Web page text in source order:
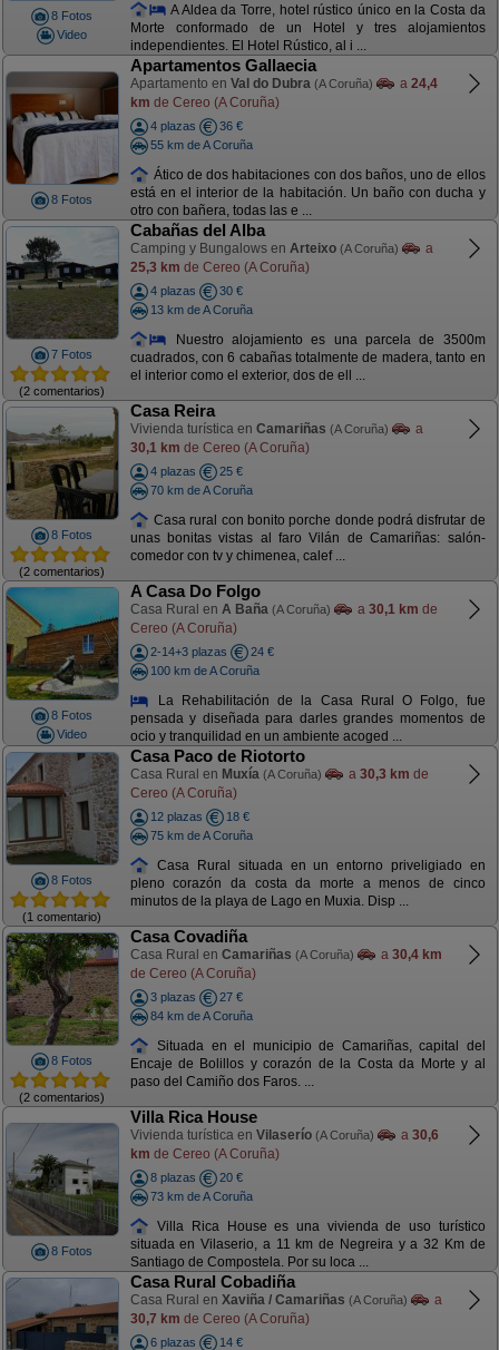
8 Fotos
Video
A Aldea da Torre, hotel rústico único en la Costa da
Morte conformado de un Hotel y tres alojamientos
independientes. El Hotel Rústico, al i ...
8 Fotos
Apartamentos Gallaecia
Apartamento en Val do Dubra (A Coruña) a 24,4
km de Cereo (A Coruña)
4 plazas
36 €
55 km de A Coruña
Ático de dos habitaciones con dos baños, uno de ellos
está en el interior de la habitación. Un baño con ducha y
otro con bañera, todas las e ...
7 Fotos
(2 comentarios)
Cabañas del Alba
Camping y Bungalows en Arteixo (A Coruña)
a
25,3 km de Cereo (A Coruña)
4 plazas
30 €
13 km de A Coruña
Nuestro alojamiento es una parcela de 3500m
cuadrados, con 6 cabañas totalmente de madera, tanto en
el interior como el exterior, dos de ell ...
8 Fotos
(2 comentarios)
Casa Reira
Vivienda turística en Camariñas (A Coruña)
a
30,1 km de Cereo (A Coruña)
4 plazas
25 €
70 km de A Coruña
Casa rural con bonito porche donde podrá disfrutar de
unas bonitas vistas al faro Vilán de Camariñas: salón-
comedor con tv y chimenea, calef ...
8 Fotos
Video
A Casa Do Folgo
Casa Rural en A Baña (A Coruña) a 30,1 km de
Cereo (A Coruña)
2-14+3 plazas
24 €
100 km de A Coruña
La Rehabilitación de la Casa Rural O Folgo, fue
pensada y diseñada para darles grandes momentos de
ocio y tranquilidad en un ambiente acoged ...
8 Fotos
(1 comentario)
Casa Paco de Riotorto
Casa Rural en Muxía (A Coruña) a 30,3 km de
Cereo (A Coruña)
12 plazas
18 €
75 km de A Coruña
Casa Rural situada en un entorno priveligiado en
pleno corazón da costa da morte a menos de cinco
minutos de la playa de Lago en Muxia. Disp ...
8 Fotos
(2 comentarios)
Casa Covadiña
Casa Rural en Camariñas (A Coruña) a 30,4 km
de Cereo (A Coruña)
3 plazas
27 €
84 km de A Coruña
Situada en el municipio de Camariñas, capital del
Encaje de Bolillos y corazón de la Costa da Morte y al
paso del Camiño dos Faros. ...
8 Fotos
Villa Rica House
Vivienda turística en Vilaserío (A Coruña) a 30,6
km de Cereo (A Coruña)
8 plazas
20 €
73 km de A Coruña
Villa Rica House es una vivienda de uso turístico
situada en Vilaserio, a 11 km de Negreira y a 32 Km de
Santiago de Compostela. Por su loca ...
Casa Rural Cobadiña
Casa Rural en Xaviña / Camariñas (A Coruña)
a
30,7 km de Cereo (A Coruña)
6 plazas 14 €